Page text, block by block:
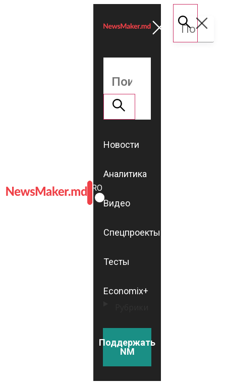
ROMÂNĂ
RU
Новости
Аналитика
Видео
Спецпроекты
Тесты
Economix+
Поддержать
NM